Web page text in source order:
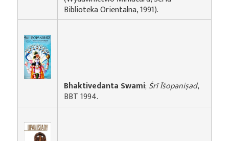
Biblioteka Orientalna, 1991).
Bhaktivedanta Swami; Śrī Īśopaniṣad,
BBT 1994.